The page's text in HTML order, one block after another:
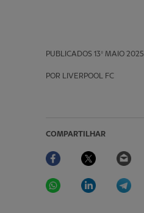
PUBLICADOS 13º MAIO 2025
POR LIVERPOOL FC
COMPARTILHAR
Facebook Twitter
WhatsAppLinkedIn